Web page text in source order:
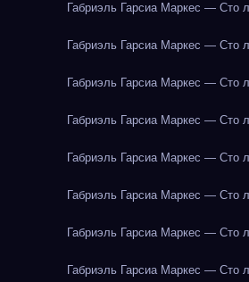
Габриэль Гарсиа Маркес — Сто
Габриэль Гарсиа Маркес — Сто
Габриэль Гарсиа Маркес — Сто
Габриэль Гарсиа Маркес — Сто
Габриэль Гарсиа Маркес — Сто
Габриэль Гарсиа Маркес — Сто
Габриэль Гарсиа Маркес — Сто
Габриэль Гарсиа Маркес — Сто